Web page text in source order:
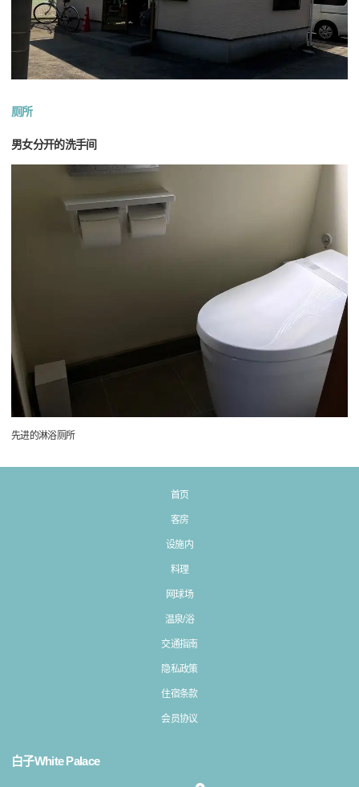
厕所
男女分开的洗手间
先进的淋浴厕所
首页
客房
设施内
料理
网球场
温泉/浴
交通指南
隐私政策
住宿条款
会员协议
白子White Palace